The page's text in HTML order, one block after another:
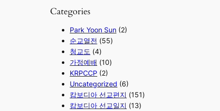
Categories
Park Yoon Sun (2)
순교열전 (55)
청교도 (4)
가정예배 (10)
KRPCCP (2)
Uncategorized (6)
캄보디아 선교편지 (151)
캄보디아 선교일지 (13)